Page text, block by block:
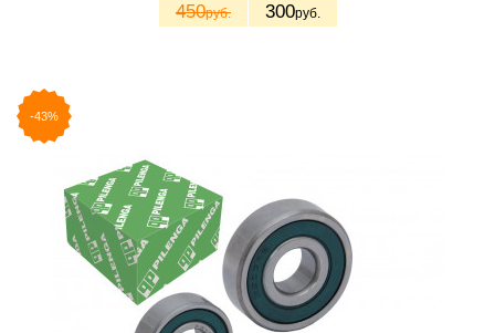
450руб. 300руб.
-43%